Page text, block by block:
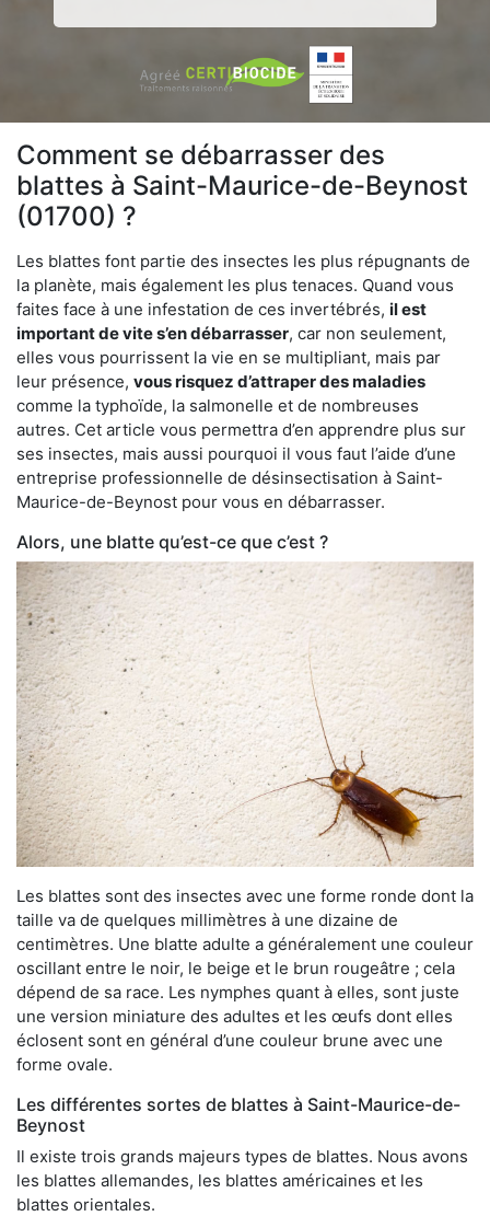
Comment se débarrasser des
blattes à Saint-Maurice-de-Beynost
(01700) ?
Les blattes font partie des insectes les plus répugnants de
la planète, mais également les plus tenaces. Quand vous
faites face à une infestation de ces invertébrés, il est
important de vite s’en débarrasser, car non seulement,
elles vous pourrissent la vie en se multipliant, mais par
leur présence, vous risquez d’attraper des maladies
comme la typhoïde, la salmonelle et de nombreuses
autres. Cet article vous permettra d’en apprendre plus sur
ses insectes, mais aussi pourquoi il vous faut l’aide d’une
entreprise professionnelle de désinsectisation à Saint-
Maurice-de-Beynost pour vous en débarrasser.
Alors, une blatte qu’est-ce que c’est ?
Les blattes sont des insectes avec une forme ronde dont la
taille va de quelques millimètres à une dizaine de
centimètres. Une blatte adulte a généralement une couleur
oscillant entre le noir, le beige et le brun rougeâtre ; cela
dépend de sa race. Les nymphes quant à elles, sont juste
une version miniature des adultes et les œufs dont elles
éclosent sont en général d’une couleur brune avec une
forme ovale.
Les différentes sortes de blattes à Saint-Maurice-de-
Beynost
Il existe trois grands majeurs types de blattes. Nous avons
les blattes allemandes, les blattes américaines et les
blattes orientales.